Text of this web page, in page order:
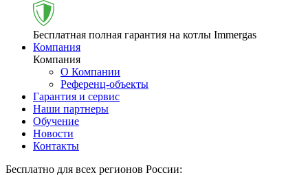
Бесплатная полная гарантия на котлы Immergas
Компания
Компания
О Компании
Референц-объекты
Гарантия и сервис
Наши партнеры
Обучение
Новости
Контакты
Бесплатно для всех регионов России: